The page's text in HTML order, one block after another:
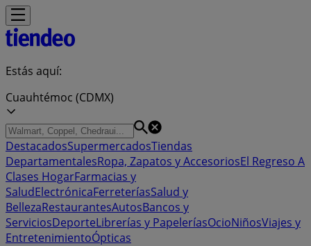
Estás aquí:
Cuauhtémoc (CDMX)
DestacadosSupermercadosTiendas
DepartamentalesRopa, Zapatos y AccesoriosEl Regreso A
Clases HogarFarmacias y
SaludElectrónicaFerreteríasSalud y
BellezaRestaurantesAutosBancos y
ServiciosDeporteLibrerías y PapeleríasOcioNiñosViajes y
EntretenimientoÓpticas